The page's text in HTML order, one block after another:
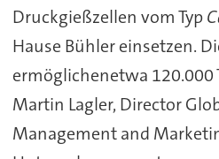
Druckgießzellen vom Typ
Hause Bühler einsetzen.
ermöglichenetwa 120.000
Martin Lagler, Director
Management and